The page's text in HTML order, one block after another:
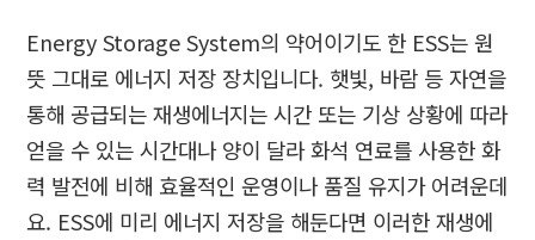
Energy Storage System의 약어이기도 한 ESS는 원
뜻 그대로 에너지 저장 장치입니다. 햇빛, 바람 등 자연을
통해 공급되는 재생에너지는 시간 또는 기상 상황에 따라
얻을 수 있는 시간대나 양이 달라 화석 연료를 사용한 화
력 발전에 비해 효율적인 운영이나 품질 유지가 어려운데
요. ESS에 미리 에너지 저장을 해둔다면 이러한 재생에